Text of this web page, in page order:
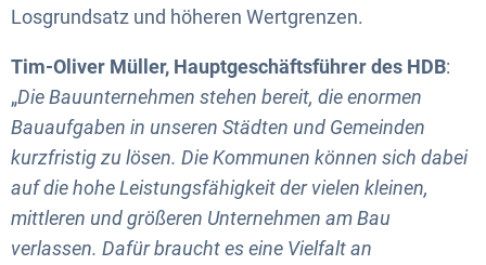
Losgrundsatz und höheren Wertgrenzen.
Tim-Oliver Müller, Hauptgeschäftsführer des HDB:
„Die Bauunternehmen stehen bereit, die enormen
Bauaufgaben in unseren Städten und Gemeinden
kurzfristig zu lösen. Die Kommunen können sich dabei
auf die hohe Leistungsfähigkeit der vielen kleinen,
mittleren und größeren Unternehmen am Bau
verlassen. Dafür braucht es eine Vielfalt an